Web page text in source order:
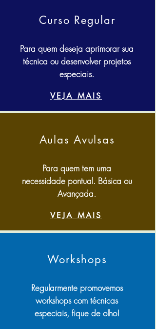
Curso Regular
Para quem deseja aprimorar sua
técnica ou desenvolver projetos
especiais.
VEJA MAIS
Aulas Avulsas
Para quem tem uma
necessidade pontual. Básica ou
Avançada.
VEJA MAIS
Workshops
Regularmente promovemos
workshops com técnicas
especiais, fique de olho!